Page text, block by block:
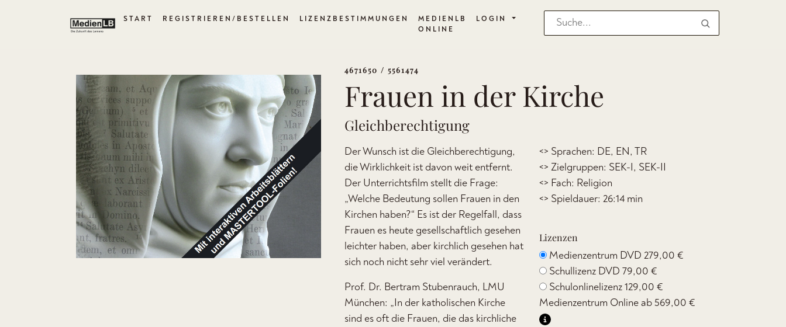
START REGISTRIEREN/BESTELLEN LIZENZBESTIMMUNGEN
MEDIENLB
ONLINE
LOGIN
4671650 / 5561474
Frauen in der Kirche
Gleichberechtigung
Der Wunsch ist die Gleichberechtigung,
die Wirklichkeit ist davon weit entfernt.
Der Unterrichtsfilm stellt die Frage:
„Welche Bedeutung sollen Frauen in den
Kirchen haben?“ Es ist der Regelfall, dass
Frauen es heute gesellschaftlich gesehen
leichter haben, aber kirchlich gesehen hat
sich noch nicht sehr viel verändert.
Prof. Dr. Bertram Stubenrauch, LMU
München: „In der katholischen Kirche
sind es oft die Frauen, die das kirchliche
<> Sprachen: DE, EN, TR
<> Zielgruppen: SEK-I, SEK-II
<> Fach: Religion
<> Spieldauer: 26:14 min
Lizenzen
Medienzentrum DVD 279,00 €
Schullizenz DVD 79,00 €
Schulonlinelizenz129,00 €
Medienzentrum Online ab569,00 €